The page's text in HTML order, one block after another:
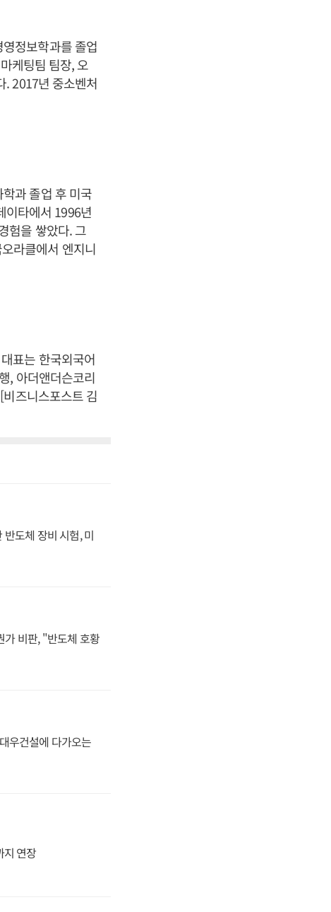
정보학과를 졸업
케팅팀 팀장, 오
. 2017년 중소벤처
과 졸업 후 미국
이타에서 1996년
험을 쌓았다. 그
라클에서 엔지니
표는 한국외국어
, 아더앤더슨코리
즈니스포스트 김
도체 장비 시험, 미
가 비판, "반도체 호황
우건설에 다가오는
지 연장